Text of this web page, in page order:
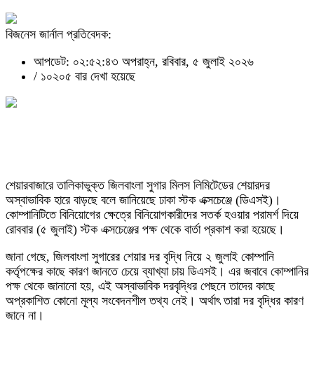
বিজনেস জার্নাল প্রতিবেদক:
আপডেট: ০২:৫২:৪৩ অপরাহ্ন, রবিবার, ৫ জুলাই ২০২৬
/ ১০২০৫ বার দেখা হয়েছে
শেয়ারবাজারে তালিকাভুক্ত জিলবাংলা সুগার মিলস লিমিটেডের শেয়ারদর
অস্বাভাবিক হারে বাড়ছে বলে জানিয়েছে ঢাকা স্টক এক্সচেঞ্জে (ডিএসই)।
কোম্পানিটিতে বিনিয়োগের ক্ষেত্রে বিনিয়োগকারীদের সতর্ক হওয়ার পরামর্শ দিয়ে
রোববার (৫ জুলাই) স্টক এক্সচেঞ্জের পক্ষ থেকে বার্তা প্রকাশ করা হয়েছে।
জানা গেছে, জিলবাংলা সুগারের শেয়ার দর বৃদ্ধি নিয়ে ২ জুলাই কোম্পানি
কর্তৃপক্ষের কাছে কারণ জানতে চেয়ে ব্যাখ্যা চায় ডিএসই। এর জবাবে কোম্পানির
পক্ষ থেকে জানানো হয়, এই অস্বাভাবিক দরবৃদ্ধির পেছনে তাদের কাছে
অপ্রকাশিত কোনো মূল্য সংবেদনশীল তথ্য নেই। অর্থাৎ তারা দর বৃদ্ধির কারণ
জানে না।